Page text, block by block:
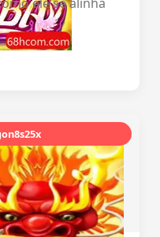
AEROBICPG.com